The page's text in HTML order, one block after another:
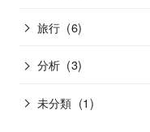
旅行 (6)
分析 (3)
未分類 (1)